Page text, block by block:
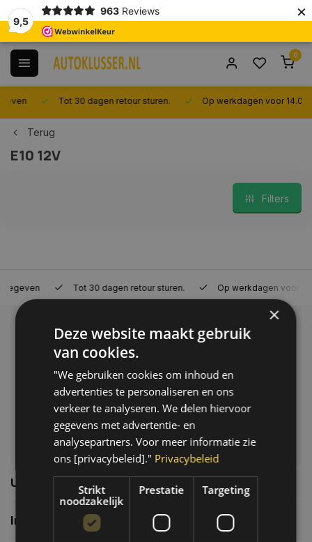
9,5
963 Reviews ×
0
Tot 30 dagen retour sturen. Op werkdagen voor 14.00 uur
Terug
E10 12V
Filters
Tot 30 dagen retour sturen. Op werkdagen voor 14.00 uur
Klantenservice
Veelgestelde vragen
06-39119169
info@autoklusser.nl
Usefull links
Informatie
×
Deze website maakt gebruik
van cookies.
"We gebruiken cookies om inhoud en
advertenties te personaliseren en ons
verkeer te analyseren. We delen hiervoor
gegevens met advertentie- en
analysepartners. Voor meer informatie zie
ons [privacybeleid]." Privacybeleid
Strikt
noodzakelijk
Prestatie Targeting